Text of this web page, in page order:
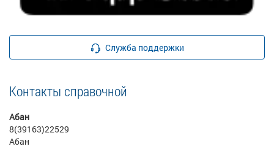
Служба поддержки
Контакты справочной
Абан
8(39163)22529
Абан